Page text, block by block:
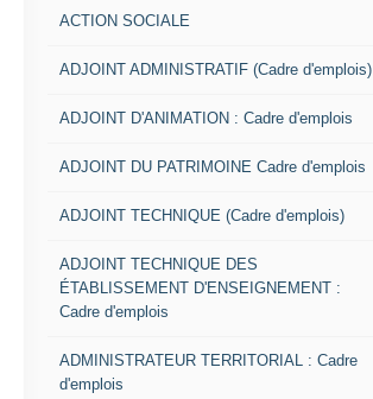
ACTION SOCIALE
ADJOINT ADMINISTRATIF (Cadre d'emplois)
ADJOINT D'ANIMATION : Cadre d'emplois
ADJOINT DU PATRIMOINE Cadre d'emplois
ADJOINT TECHNIQUE (Cadre d'emplois)
ADJOINT TECHNIQUE DES
ÉTABLISSEMENT D'ENSEIGNEMENT :
Cadre d'emplois
ADMINISTRATEUR TERRITORIAL : Cadre
d'emplois